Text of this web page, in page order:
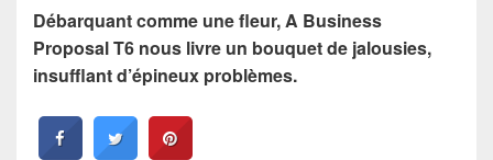
Débarquant comme une fleur, A Business
Proposal T6 nous livre un bouquet de jalousies,
insufflant d’épineux problèmes.